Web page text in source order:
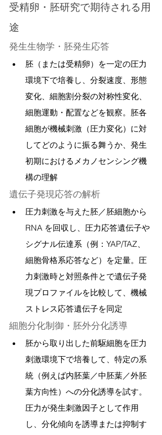
受精卵・胚研究で期待される用
途
発生生物学・胚発生応答
胚（または受精卵）を一定の圧力
環境下で培養し、分裂速度、形態
変化、細胞割分裂の対称性変化、
細胞運動・配置などを観察。胚各
細胞が機械刺激（圧力変化）に対
してどのように振る舞うか、発生
初期におけるメカノセンシング機
構の理解
遺伝子発現応答の解析
圧力刺激を与えた胚／胚細胞から
RNA を回収し、圧力応答遺伝子や
シグナル伝達系（例：YAP/TAZ、
細胞骨格系応答など）を定量。圧
力刺激時と対照条件とで遺伝子発
現プロファイルを比較して、機械
ストレス応答遺伝子を同定
細胞分化制御・胚外分化誘導
胚から取り出した前駆細胞を圧力
刺激環境下で培養して、特定の系
統（例えば内胚葉／中胚葉／外胚
葉方向性）への分化誘導を試す。
圧力が発生刺激因子として作用
し、分化傾向を誘導または抑制す